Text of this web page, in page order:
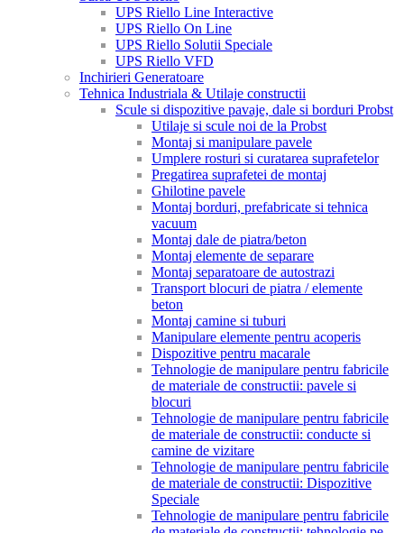
UPS Riello Line Interactive
UPS Riello On Line
UPS Riello Solutii Speciale
UPS Riello VFD
Inchirieri Generatoare
Tehnica Industriala & Utilaje constructii
Scule si dispozitive pavaje, dale si borduri Probst
Utilaje si scule noi de la Probst
Montaj si manipulare pavele
Umplere rosturi si curatarea suprafetelor
Pregatirea suprafetei de montaj
Ghilotine pavele
Montaj borduri, prefabricate si tehnica
vacuum
Montaj dale de piatra/beton
Montaj elemente de separare
Montaj separatoare de autostrazi
Transport blocuri de piatra / elemente
beton
Montaj camine si tuburi
Manipulare elemente pentru acoperis
Dispozitive pentru macarale
Tehnologie de manipulare pentru fabricile
de materiale de constructii: pavele si
blocuri
Tehnologie de manipulare pentru fabricile
de materiale de constructii: conducte si
camine de vizitare
Tehnologie de manipulare pentru fabricile
de materiale de constructii: Dispozitive
Speciale
Tehnologie de manipulare pentru fabricile